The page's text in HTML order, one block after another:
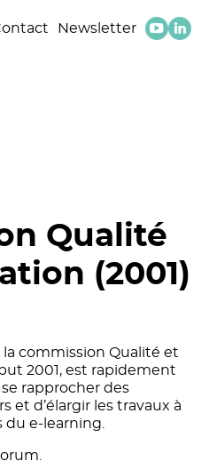
Newsletter
Qualité
(2001)
commission Qualité et
2001, est rapidement
rapprocher des
et d’élargir les travaux à
du e-learning.